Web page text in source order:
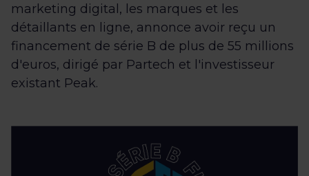
marketing digital, les marques et les
détaillants en ligne, annonce avoir reçu un
financement de série B de plus de 55 millions
d'euros, dirigé par Partech et l'investisseur
existant Peak.